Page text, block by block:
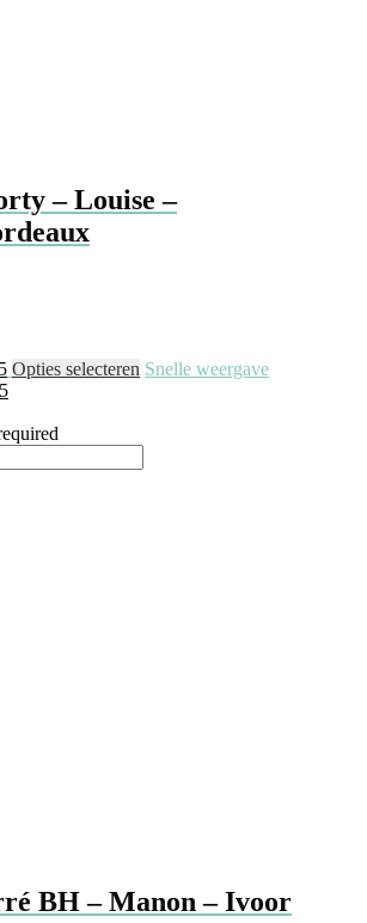
– Louise –
Opties selecteren Snelle weergave
BH – Manon – Ivoor